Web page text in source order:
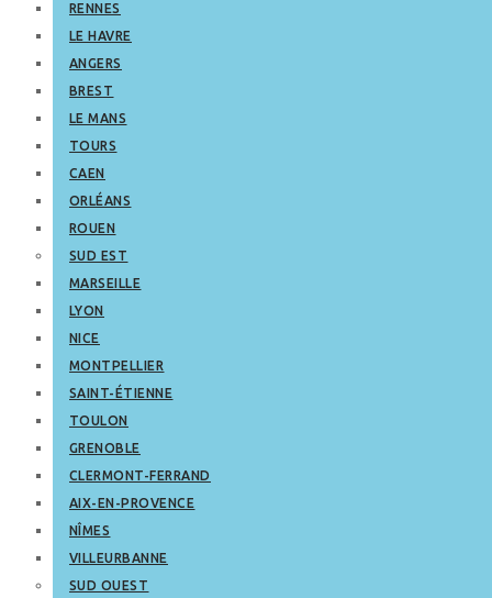
RENNES
LE HAVRE
ANGERS
BREST
LE MANS
TOURS
CAEN
ORLÉANS
ROUEN
SUD EST
MARSEILLE
LYON
NICE
MONTPELLIER
SAINT-ÉTIENNE
TOULON
GRENOBLE
CLERMONT-FERRAND
AIX-EN-PROVENCE
NÎMES
VILLEURBANNE
SUD OUEST